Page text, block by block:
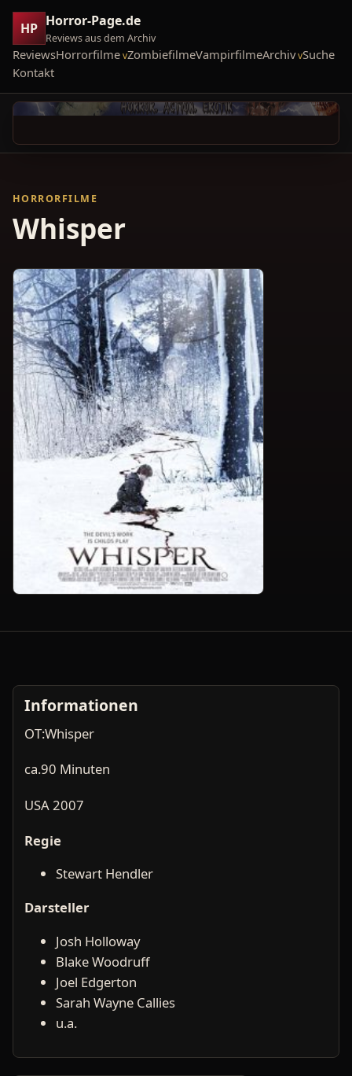
HP Horror-Page.de
Reviews aus dem Archiv
ReviewsHorrorfilme ZombiefilmeVampirfilmeArchiv Suche
Kontakt
HORRORFILME
Whisper
Informationen
OT:Whisper
ca.90 Minuten
USA 2007
Regie
Stewart Hendler
Darsteller
Josh Holloway
Blake Woodruff
Joel Edgerton
Sarah Wayne Callies
u.a.